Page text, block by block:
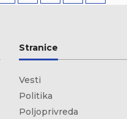
Stranice
Vesti
Politika
Poljoprivreda